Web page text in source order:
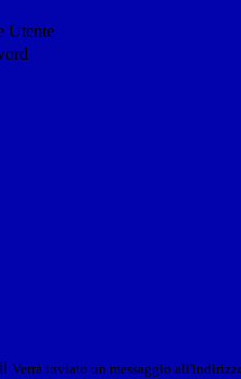
Utente
Verrà inviato un messaggio